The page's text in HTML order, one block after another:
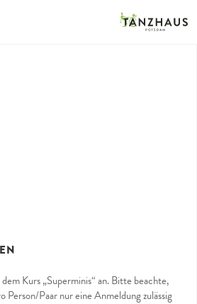
Kurs „Superminis“ an. Bitte beachte,
Person/Paar nur eine Anmeldung zulässig